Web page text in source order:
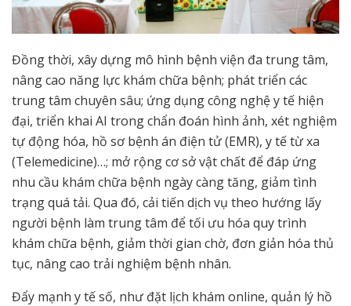
Đồng thời, xây dựng mô hình bệnh viện đa trung tâm,
nâng cao năng lực khám chữa bệnh; phát triển các
trung tâm chuyên sâu; ứng dụng công nghệ y tế hiện
đại, triển khai AI trong chẩn đoán hình ảnh, xét nghiệm
tự động hóa, hồ sơ bệnh án điện tử (EMR), y tế từ xa
(Telemedicine)…; mở rộng cơ sở vật chất để đáp ứng
nhu cầu khám chữa bệnh ngày càng tăng, giảm tình
trạng quá tải. Qua đó, cải tiến dịch vụ theo hướng lấy
người bệnh làm trung tâm để tối ưu hóa quy trình
khám chữa bệnh, giảm thời gian chờ, đơn giản hóa thủ
tục, nâng cao trải nghiệm bệnh nhân.
Đẩy mạnh y tế số, như đặt lịch khám online, quản lý hồ